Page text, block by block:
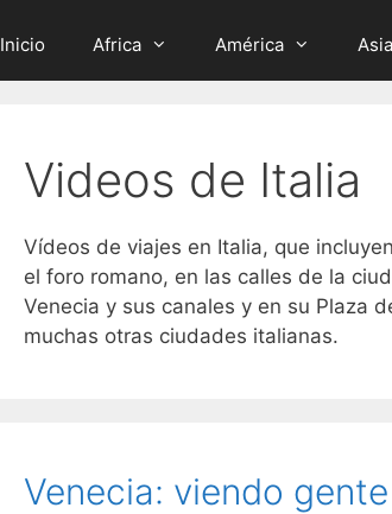
Inicio Africa América Asia
Videos de Italia
Vídeos de viajes en Italia, que
el foro romano, en las calles de la
Venecia y sus canales y en su Plaza
muchas otras ciudades italianas.
Venecia: viendo